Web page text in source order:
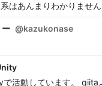
はあんまりわかりません
ー @kazukonase
で活動しています。